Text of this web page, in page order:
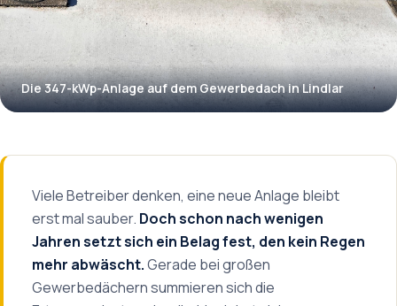
Die 347-kWp-Anlage auf dem Gewerbedach in Lindlar
Viele Betreiber denken, eine neue Anlage bleibt
erst mal sauber. Doch schon nach wenigen
Jahren setzt sich ein Belag fest, den kein Regen
mehr abwäscht.Gerade bei großen
Gewerbedächern summieren sich die